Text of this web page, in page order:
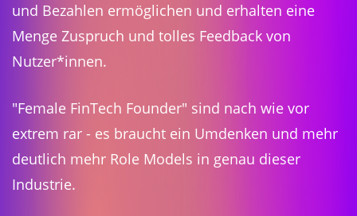
und Bezahlen ermöglichen und erhalten eine
Menge Zuspruch und tolles Feedback von
Nutzer*innen.
"Female FinTech Founder" sind nach wie vor
extrem rar - es braucht ein Umdenken und mehr
deutlich mehr Role Models in genau dieser
Industrie.